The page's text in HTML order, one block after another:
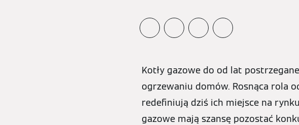
Kotły gazowe do od lat
ogrzewaniu domów. Rosnąca rola
redefiniują dziś ich miejsce na
gazowe mają szansę pozostać